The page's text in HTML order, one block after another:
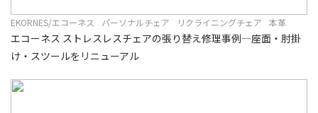
EKORNES/エコーネス パーソナルチェア リクライニングチェア 本革
エコーネス ストレスレスチェアの張り替え修理事例―座面・肘掛
け・スツールをリニューアル